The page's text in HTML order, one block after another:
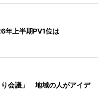
年上半期PV1位は
り会議」 地域の人がアイデ